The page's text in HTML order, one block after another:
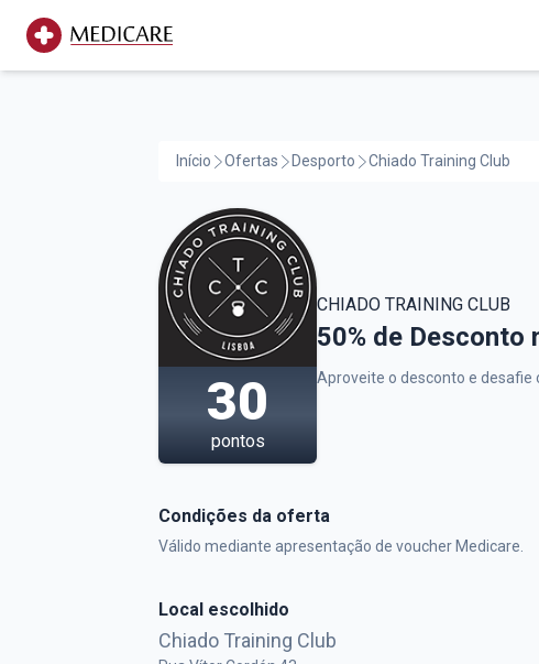
Início Ofertas Desporto Chiado Training Club
30
pontos
CHIADO TRAINING CLUB
Chiado Training
50% de Desconto
Aproveite o desconto e desafie
Condições da oferta
Válido mediante apresentação de voucher Medicare.
Local escolhido
Chiado Training Club